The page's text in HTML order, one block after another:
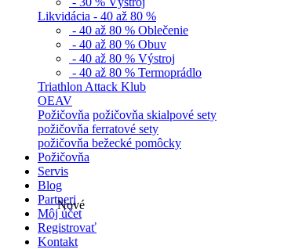
Likvidácia - 40 až 80 %
- 40 až 80 % Oblečenie
- 40 až 80 % Obuv
- 40 až 80 % Výstroj
- 40 až 80 % Termoprádlo
Triathlon Attack Klub
OEAV
Požičovňa požičovňa skialpové sety
požičovňa ferratové sety
požičovňa bežecké pomôcky
Požičovňa
Servis
Blog
Nové
Partneri
Môj účet
Registrovať
Kontakt